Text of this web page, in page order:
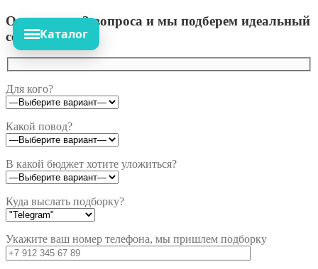
Ответьте на 3 вопроса и мы подберем идеальный
сет!
Для кого?
Какой повод?
В какой бюджет хотите уложиться?
Куда выслать подборку?
Укажите ваш номер телефона, мы пришлем подборку
Каталог